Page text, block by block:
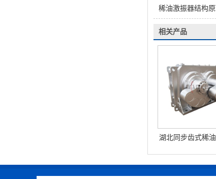
稀油激振器结构
相关产品
湖北同步齿式稀